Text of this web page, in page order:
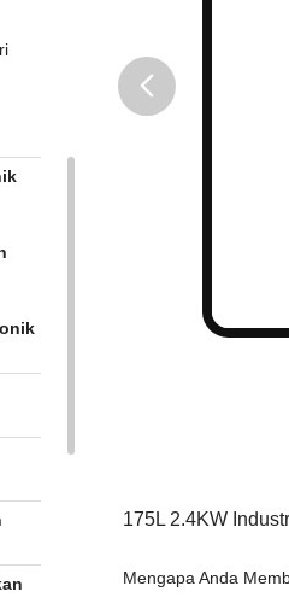
175L 2.4KW
Mengapa Anda